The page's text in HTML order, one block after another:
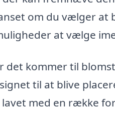
om du vælger at
at vælge
kommer til
til at blive
med en række